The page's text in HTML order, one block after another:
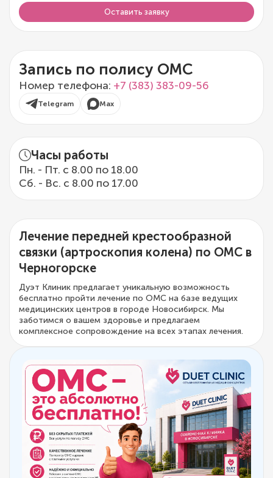
Оставить заявку
Запись по полису ОМС
Номер телефона: +7 (383) 383-09-56
Telegram Max
Часы работы
Пн. - Пт. с 8.00 по 18.00
Сб. - Вс. с 8.00 по 17.00
Лечение передней крестообразной
связки (артроскопия колена) по ОМС в
Черногорске
Дуэт Клиник предлагает уникальную возможность
бесплатно пройти лечение по ОМС на базе ведущих
медицинских центров в городе Новосибирск. Мы
заботимся о вашем здоровье и предлагаем
комплексное сопровождение на всех этапах лечения.